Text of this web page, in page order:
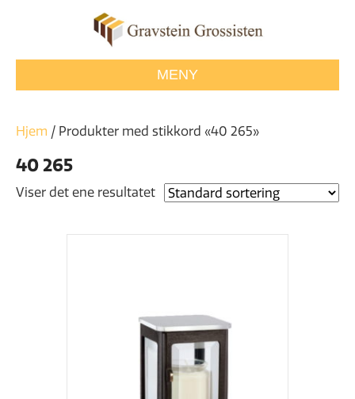
MENY
Hjem / Produkter med stikkord «40 265»
40 265
Viser det ene resultatet